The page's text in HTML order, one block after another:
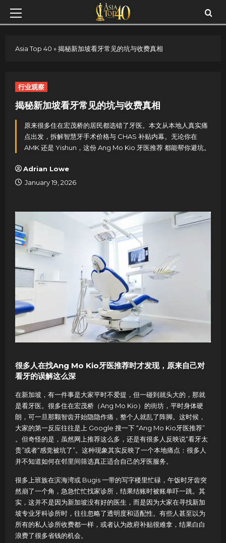
Skip
Primary
Asia Top 40 »揭秘新加坡看牙常见的坑与收费真相
行业观察
揭秘新加坡看牙常见的坑与收费真相
原来很多住在宏茂桥的居民都选错了牙医。本文从本地人真实痛
点出发，拆解智慧牙手术价格与 CHAS 补贴内幕。无论你在
AMK 还是 Yishun，这份 Ang Mo Kio 牙医推荐 都能帮你避坑。
Adrian Lowe
January 19, 2026
很多人在找Ang Mo Kio牙医推荐时才发现，原来自己对
看牙的误解这么深
在新加坡，有一件事是大家平时不爱提，但一碰到就头大的，那就
是看牙医。很多住在宏茂桥（Ang Mo Kio）的街坊，平时身体硬
朗，可一旦那颗智齿开始隐隐作痛，整个人就乱了阵脚。这时候，
大家的第一反应往往是上 Google 搜一下 “Ang Mo Kio牙医推荐”
。但奇怪的是，虽然网上推荐这么多，还是有很多人反映说“看牙太
贵”或者“感觉被坑了”。这种现象其实反映了一个本地痛点：很多人
并不知道如何在邻里间筛选真正适合自己的牙医服务。
很多上班族在滨海湾或 Bugis 一带的写字楼里忙碌，午饭时牙齿突
然崩了一个角，急急忙忙找家诊所，结果结账时被账单吓一跳。其
实，这并不是因为新加坡没有好的医生，而是因为大家在寻找新加
坡专业牙科诊所时，往往忽略了透明度和适配性。有些人甚至以为
所有的私人诊所收费都一样，或者认为政府补贴很难拿，结果白白
浪费了很多省钱的机会。